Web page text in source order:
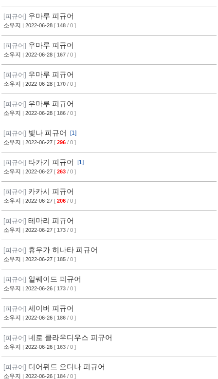
[피규어] 우마루 피규어
소우지 | 2022-06-28 [ 148 / 0 ]
[피규어] 우마루 피규어
소우지 | 2022-06-28 [ 167 / 0 ]
[피규어] 우마루 피규어
소우지 | 2022-06-28 [ 170 / 0 ]
[피규어] 우마루 피규어
소우지 | 2022-06-28 [ 186 / 0 ]
[피규어] 빛나 피규어
[1]
소우지
| 2022-06-27 [ 296 / 0 ]
[피규어] 타카기 피규어
[1]
소우지
| 2022-06-27 [ 263 / 0 ]
[피규어] 카카시 피규어
소우지 | 2022-06-27 [ 206 / 0 ]
[피규어] 테마리 피규어
소우지 | 2022-06-27 [ 173 / 0 ]
[피규어] 휴우가 히나타 피규어
소우지 | 2022-06-27 [ 185 / 0 ]
[피규어] 알퀘이드 피규어
소우지 | 2022-06-26 [ 173 / 0 ]
[피규어] 세이버 피규어
소우지 | 2022-06-26 [ 186 / 0 ]
[피규어] 네로 클라우디우스 피규어
소우지 | 2022-06-26 [ 163 / 0 ]
[피규어] 디어뮈드 오디나 피규어
소우지 | 2022-06-26 [ 184 / 0 ]